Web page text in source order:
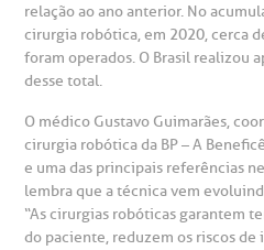
de Exames
(11)3505-1000
ouvidoria@bp.org.br
Saiba mais
Endereço:
Rua Maestro Cardim, 769
CEP: 01323-001 | Bela Vista
São Paulo - SP
Financeiras
social da BP
corporativa
Telemedicina
de Infarto SUS
de Visita
socorro
de cópia de
de Excelência em
especialidades
relação ao ano anterior. No
cirurgia robótica, em 2020, cerca
foram operados. O Brasil realizou
desse total.
O médico Gustavo Guimarães,
cirurgia robótica da BP – A
e uma das principais referências
lembra que a técnica vem
“As cirurgias robóticas garantem
do paciente, reduzem os riscos de